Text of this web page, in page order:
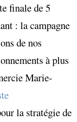
finale de 5
: la campagne
de nos
à plus
Marie-
la stratégie de